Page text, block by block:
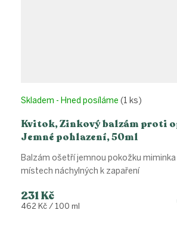
Kvitok, Zinkový balzám proti
Jemné pohlazení, 50ml
Skladem - Hned posíláme (1 ks)
231 Kč
Měrná
462 Kč / 100 ml
Balzám ošetří jemnou pokožku miminka
místech náchylných k zapaření